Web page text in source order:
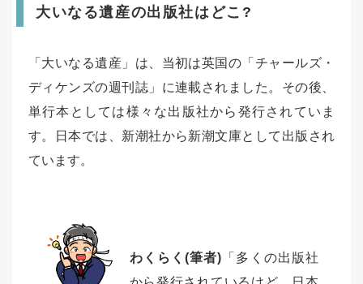
大いなる遺産の出版社はどこ?
「大いなる遺産」は、当初は英国の「チャールズ・
ディケンズの週刊誌」に連載されました。その後、
単行本としては様々な出版社から発行されていま
す。日本では、新潮社から新潮文庫として出版され
ています。
わくらく(筆者) 「多くの出版社